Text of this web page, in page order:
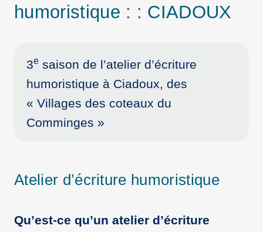
humoristique : : CIADOUX
3esaison de l’atelier d’écriture
humoristique à Ciadoux, des
« Villages des coteaux du
Comminges »
Atelier d’écriture humoristique
Qu’est-ce qu’un atelier d’écriture